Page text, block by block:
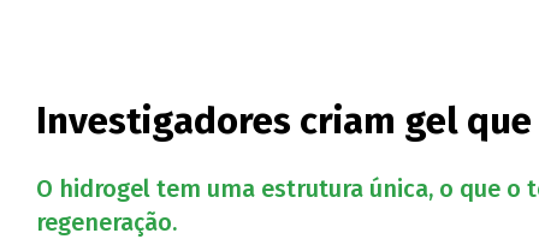
Investigadores criam gel
O hidrogel tem uma estrutura única, o que
regeneração.